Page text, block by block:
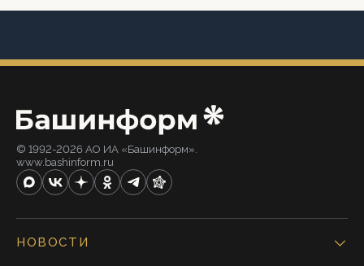
© 1992-2026 АО ИА «Башинформ».
www.bashinform.ru
НОВОСТИ